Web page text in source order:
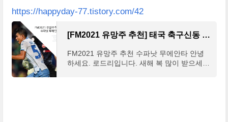
https://happyday-77.tistory.com/42
[FM2021 유망주 추천] 태국 축구신동 수파낫 무에안타
FM2021 유망주 추천 수파낫 무에안타 안녕
하세요. 로드리입니다. 새해 복 많이 받으세요